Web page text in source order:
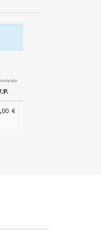
Incluido
€